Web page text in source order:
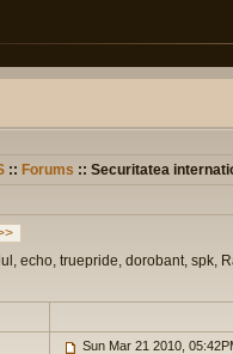
:: Forums :: Securitatea
echo, truepride, dorobant, spk,
Sun Mar 21 2010,